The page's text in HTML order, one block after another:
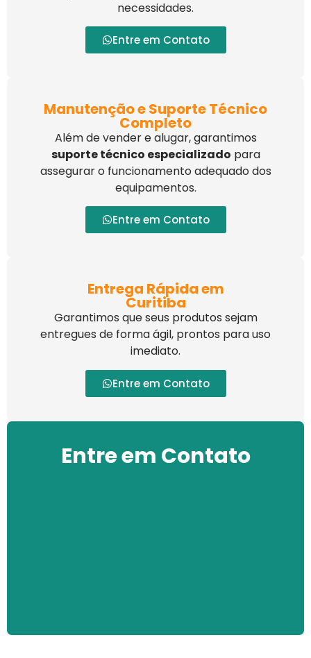
necessidades.
Entre em Contato
Manutenção e Suporte Técnico
Completo
Além de vender e alugar, garantimos
suporte técnico especializado para
assegurar o funcionamento adequado dos
equipamentos.
Entre em Contato
Entrega Rápida em
Curitiba
Garantimos que seus produtos sejam
entregues de forma ágil, prontos para uso
imediato.
Entre em Contato
Entre em Contato